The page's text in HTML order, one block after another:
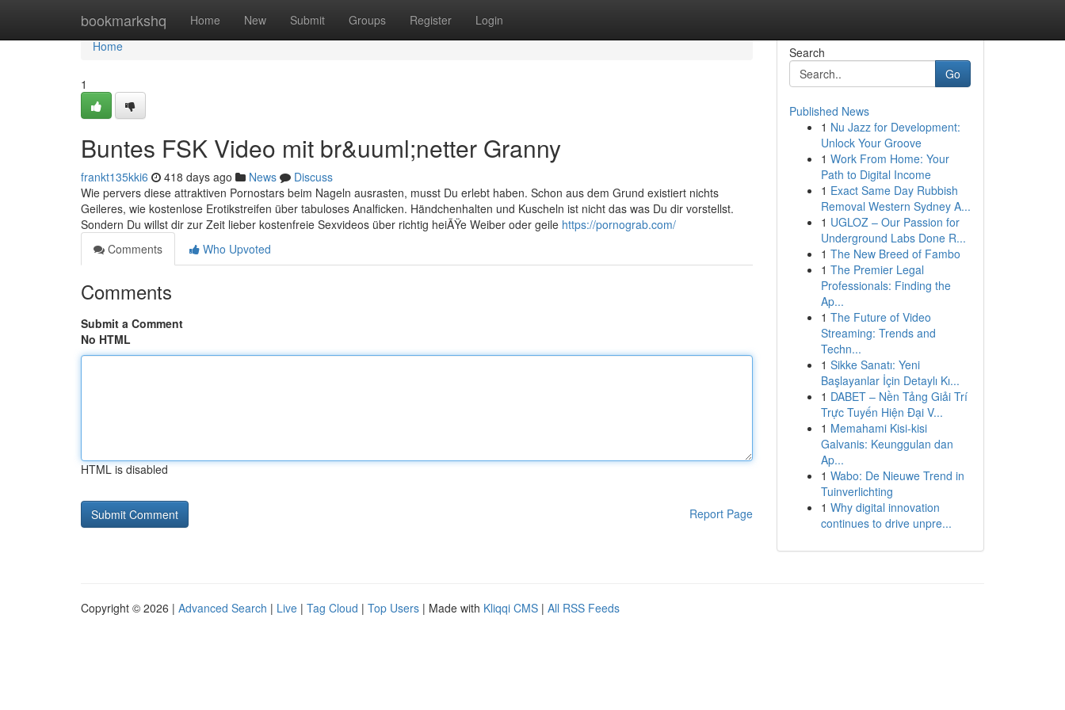
bookmarkshq Home New Submit Groups Register Login
Home
Home
1
Buntes FSK Video mit br&uuml;netter Granny
frankt135kki6 418 days ago News
Discuss
Wie pervers diese attraktiven Pornostars beim Nageln ausrasten, musst Du erlebt haben. Schon aus dem Grund existiert nichts
Geileres, wie kostenlose Erotikstreifen über tabuloses Analficken. Händchenhalten und Kuscheln ist nicht das was Du dir vorstellst.
Sondern Du willst dir zur Zeit lieber kostenfreie Sexvideos über richtig heiÃŸe Weiber oder geile https://pornograb.com/
Comments
Who Upvoted
Comments
Submit a Comment
No HTML
HTML is disabled
Report Page
Search
Go
Published News
1 Nu Jazz for Development:
Unlock Your Groove
1 Work From Home: Your
Path to Digital Income
1 Exact Same Day Rubbish
Removal Western Sydney A...
1 UGLOZ – Our Passion for
Underground Labs Done R...
1 The New Breed of Fambo
1 The Premier Legal
Professionals: Finding the
Ap...
1 The Future of Video
Streaming: Trends and
Techn...
1 Sikke Sanatı: Yeni
Başlayanlar İçin Detaylı Kı...
1 DABET – Nền Tảng Giải Trí
Trực Tuyến Hiện Đại V...
1 Memahami Kisi-kisi
Galvanis: Keunggulan dan
Ap...
1 Wabo: De Nieuwe Trend in
Tuinverlichting
1 Why digital innovation
continues to drive unpre...
Copyright © 2026 | Advanced Search | Live | Tag Cloud | Top Users | Made with Kliqqi CMS | All RSS Feeds